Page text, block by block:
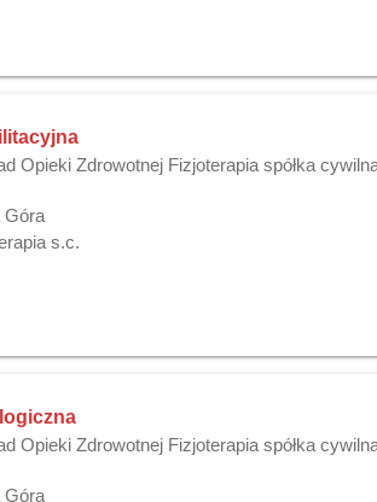
Opieki Zdrowotnej Fizjoterapia spółka
Góra
s.c.
Opieki Zdrowotnej Fizjoterapia spółka
Góra